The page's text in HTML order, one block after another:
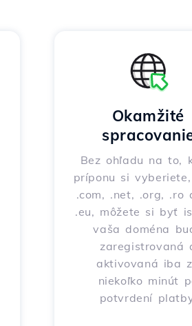
Okamžité
Bez ohľadu na to,
príponu si
.com, .net, .org, .ro
.eu, môžete si byť
vaša doména
zaregistrovaná
aktivovaná iba
niekoľko minút
potvrdení